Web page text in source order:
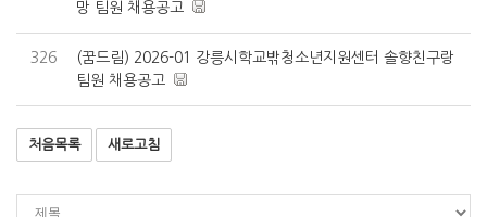
망 팀원 채용공고
326
(꿈드림) 2026-01 강릉시학교밖청소년지원센터 솔향친구랑
팀원 채용공고
처음목록 새로고침